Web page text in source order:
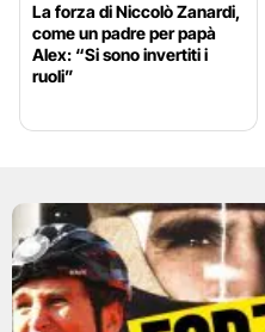
La forza di Niccolò Zanardi,
come un padre per papà
Alex: “Si sono invertiti i
ruoli”